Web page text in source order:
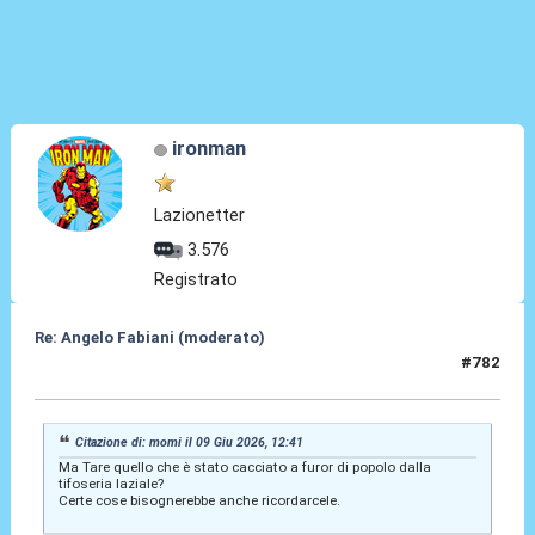
ironman
Lazionetter
3.576
Registrato
Re: Angelo Fabiani (moderato)
#782
Citazione di: momi il 09 Giu 2026, 12:41
Ma Tare quello che è stato cacciato a furor di popolo dalla
tifoseria laziale?
Certe cose bisognerebbe anche ricordarcele.